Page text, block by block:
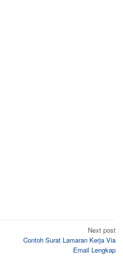
Next post
Contoh Surat Lamaran Kerja Via
Email Lengkap